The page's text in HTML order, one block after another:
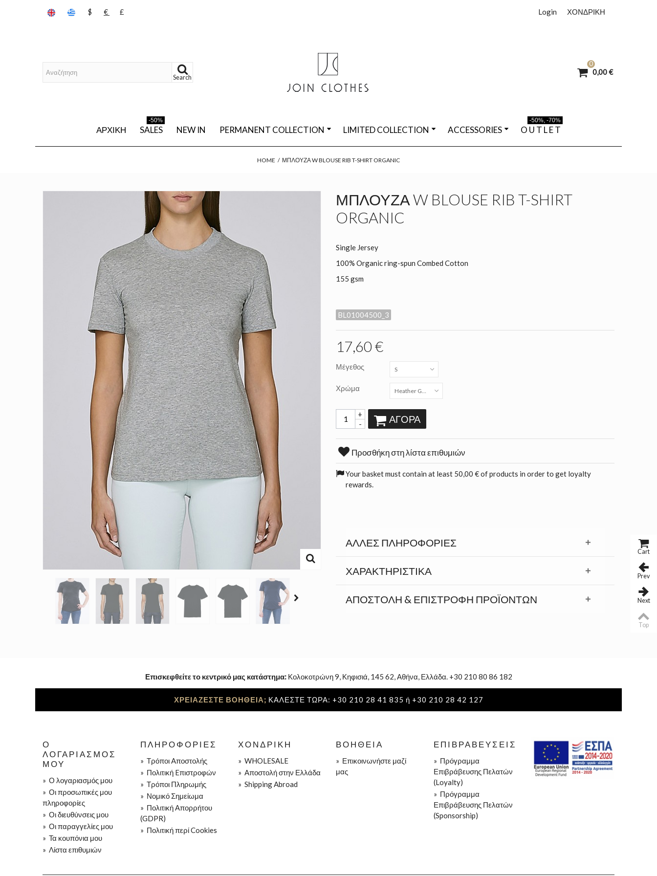
ΧΟΝΔΡΙΚΗ
Login
$ € £
Search
0
0,00 €
ΑΡΧΙΚΉ SALES
-50%
NEW IN PERMANENT COLLECTION LIMITED COLLECTION ACCESSORIES O U T L E T
-50%, -70%
HOME / ΜΠΛΟΎΖΑ W BLOUSE RIB T-SHIRT ORGANIC
ΜΠΛΟΎΖΑ W BLOUSE RIB T-SHIRT
ORGANIC
Single Jersey
100% Organic ring-spun Combed Cotton
155 gsm
BL01004500_3
17,60 €
Μέγεθος S
Χρώμα Heather Grey
-
+ ΑΓΟΡΆ
Προσθήκη στη λίστα επιθυμιών
Your basket must contain at least 50,00 € of products in order to get loyalty
rewards.
ΆΛΛΕΣ ΠΛΗΡΟΦΟΡΊΕΣ
ΧΑΡΑΚΤΗΡΙΣΤΙΚΆ
ΑΠΟΣΤΟΛΉ & ΕΠΙΣΤΡΟΦΉ ΠΡΟΪΟΝΤΩΝ
Επισκεφθείτε το κεντρικό μας κατάστημα:Κολοκοτρώνη 9, Κηφισιά, 145 62, Αθήνα, Ελλάδα. +30 210 80 86 182
ΧΡΕΙΑΖΕΣΤΕ ΒΟΗΘΕΙΑ; ΚΑΛΕΣΤΕ ΤΩΡΑ: +30 210 28 41 835 ή +30 210 28 42 127
Ο
ΛΟΓΑΡΙΑΣΜΌΣ
ΜΟΥ
» Ο λογαριασμός μου
» Οι προσωπικές μου
πληροφορίες
» Οι διευθύνσεις μου
» Οι παραγγελίες μου
» Τα κουπόνια μου
» Λίστα επιθυμιών
ΠΛΗΡΟΦΟΡΊΕΣ
» Τρόποι Aποστολής
» Πολιτική Eπιστροφών
» Τρόποι Πληρωμής
» Νομικό Σημείωμα
» Πολιτική Απορρήτου
(GDPR)
» Πολιτική περί Cookies
ΧΟΝΔΡΙΚΉ
» WHOLESALE
» Aποστολή στην Ελλάδα
» Shipping Abroad
ΒΟΉΘΕΙΑ
» Επικοινωνήστε μαζί
μας
ΕΠΙΒΡΑΒΕΎΣΕΙΣ
» Πρόγραμμα
Επιβράβευσης Πελατών
(Loyalty)
» Πρόγραμμα
Επιβράβευσης Πελατών
(Sponsorship)
Cart
Prev
Next
Top